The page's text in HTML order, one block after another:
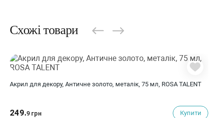
Схожі товари
Акрил для декору, Античне золото, металік, 75 мл, ROSA TALENT
249.9 грн Купити